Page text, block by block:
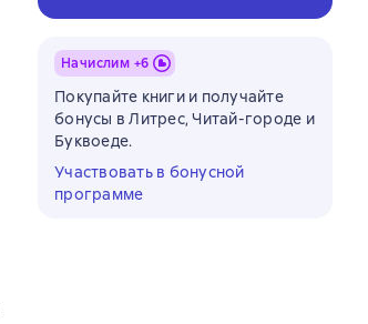
Начислим +6
Покупайте книги и получайте
бонусы в Литрес, Читай-городе и
Буквоеде.
Участвовать в бонусной
программе